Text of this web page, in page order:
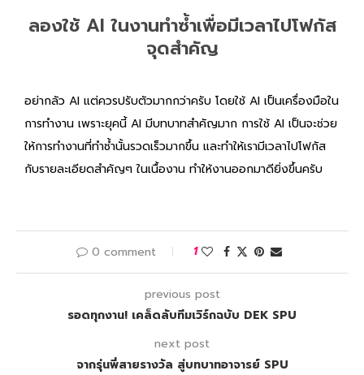
ลองใช้ AI ในงานทำซ้ำเพื่อมีเวลาไปโฟกัส
จุดสำคัญ
อย่ากลัว AI แต่ควรปรับตัวมากกว่าครับ โดยใช้ AI เป็นเครื่องมือใน
การทำงาน เพราะยุคนี้ AI มีบทบาทสำคัญมาก การใช้ AI เป็นจะช่วย
ให้การทำงานที่ทำซ้ำนั้นรวดเร็วมากขึ้น และทำให้เรามีเวลาไปโฟกัส
กับรายละเอียดสำคัญๆ ในเนื้องาน ทำให้งานออกมาดียิ่งขึ้นครับ
0 comment 1
previous post
รอดทุกงาน! เคล็ดลับทีมเวิร์กฉบับ DEK SPU
next post
จากรุ่นพี่สายรางวัล สู่บทบาทอาจารย์ SPU